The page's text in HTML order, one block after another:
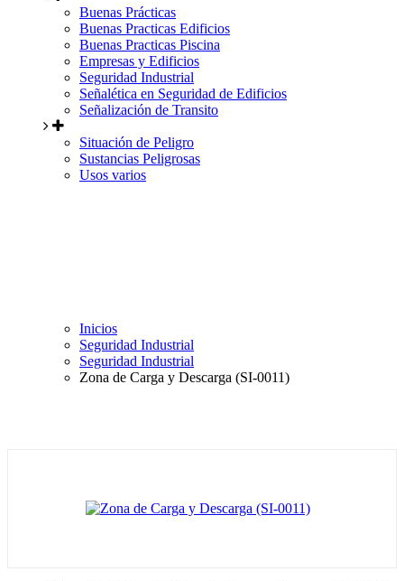
Buenas Prácticas
Buenas Practicas Edificios
Buenas Practicas Piscina
Empresas y Edificios
Seguridad Industrial
Señalética en Seguridad de Edificios
Señalización de Transito
Situación de Peligro
Sustancias Peligrosas
Usos varios
Inicios
Seguridad Industrial
Seguridad Industrial
Zona de Carga y Descarga (SI-0011)